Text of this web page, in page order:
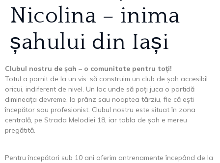
Nicolina – inima
șahului din Iași
Clubul nostru de șah – o comunitate pentru toți!
Totul a pornit de la un vis: să construim un club de șah accesibil
oricui, indiferent de nivel. Un loc unde să poți juca o partidă
dimineața devreme, la prânz sau noaptea târziu, fie că ești
începător sau profesionist. Clubul nostru este situat în zona
centrală, pe Strada Melodiei 18, iar tabla de șah e mereu
pregătită.
Pentru începători sub 10 ani oferim antrenamente începând de la